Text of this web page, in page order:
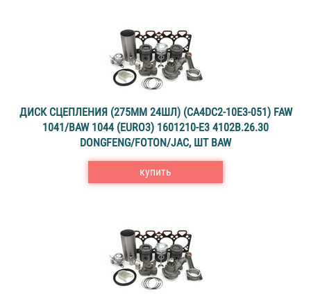
ДИСК СЦЕПЛЕНИЯ (275MM 24ШЛ) (CA4DC2-10E3-051) FAW
1041/BAW 1044 (EURO3) 1601210-Е3 4102В.26.30
DONGFENG/FOTON/JAC, ШТ BAW
купить